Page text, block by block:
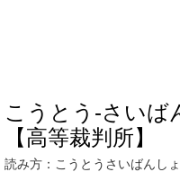
こうとう‐さいば
【高等裁判所】
読み方：こうとうさいばんしょ